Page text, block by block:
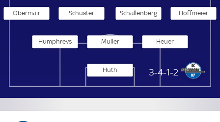
SC Paderborn 07
3-4-1-2
Huth
Heuer
Muller
Humphreys
Hoffmeier
Schallenberg
Schuster
Obermair